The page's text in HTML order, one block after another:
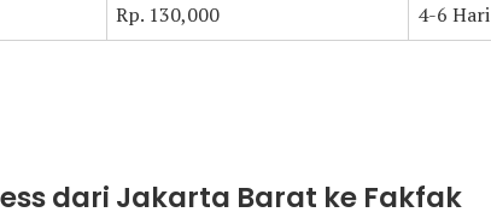
Rp. 130,000 4-6 Hari
dari Jakarta Barat ke Fakfak